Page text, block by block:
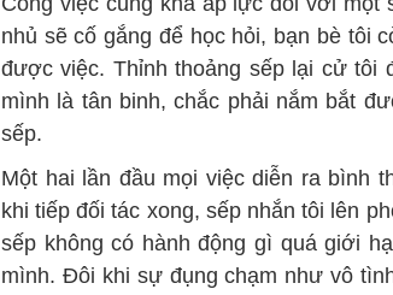
nhủ sẽ cố gắng để học hỏi, bạn bè tôi
được việc. Thỉnh thoảng sếp lại cử tôi
mình là tân binh, chắc phải nắm bắt
sếp.
Một hai lần đầu mọi việc diễn ra bình
khi tiếp đối tác xong, sếp nhắn tôi lên
sếp không có hành động gì quá giới
mình. Đôi khi sự đụng chạm như vô